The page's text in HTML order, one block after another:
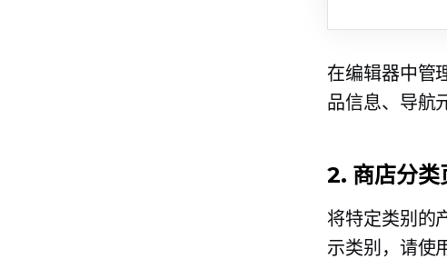
在编辑器中管
品信息、导航
2. 商店分类
将特定类别的
示类别，请使